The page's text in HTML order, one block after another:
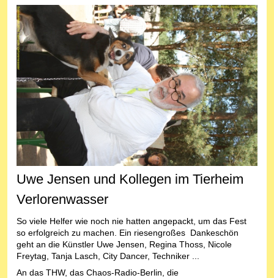
Uwe Jensen und Kollegen im Tierheim
Verlorenwasser
So viele Helfer wie noch nie hatten angepackt, um das Fest
so erfolgreich zu machen. Ein riesengroßes Dankeschön
geht an die Künstler Uwe Jensen, Regina Thoss, Nicole
Freytag, Tanja Lasch, City Dancer, Techniker ...
An das THW, das Chaos-Radio-Berlin, die